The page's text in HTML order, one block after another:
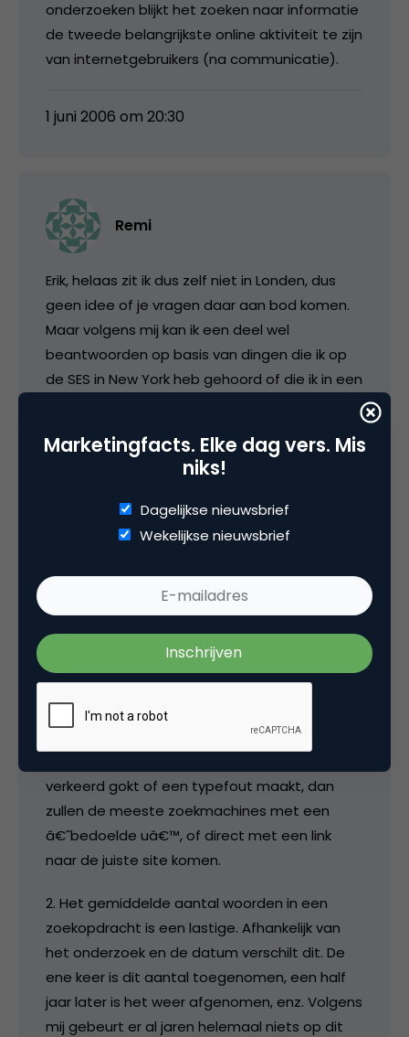
onderzoeken blijkt het zoeken naar informatie
de tweede belangrijkste online aktiviteit te zijn
van internetgebruikers (na communicatie).
1 juni 2006 om 20:30
Remi
Erik, helaas zit ik dus zelf niet in Londen, dus
geen idee of je vragen daar aan bod komen.
Maar volgens mij kan ik een deel wel
beantwoorden op basis van dingen die ik op
de SES in New York heb gehoord of die ik in een
1. EÃ©n van de meest gezochte woorden bij
Google is â€˜www.ebay.comâ€™. (en
â€˜ebayâ€™) Ze noemen dat
â€˜navigational queriesâ€™, zoekopdrachten
zoekmachine de rol van de adresbalk over.
Volgens mij wordt dit deels veroorzaakt
doordat een zoekmachine als homepage
ingesteld is en de cursor al in de zoekbalk
staat in plaats van in de adresbalk. Daarnaast
zijn mensen lui (of slim?). Je kunt dit soort urls
verkeerd gokt of een typefout maakt, dan
zullen de meeste zoekmachines met een
â€˜bedoelde uâ€™, of direct met een link
naar de juiste site komen.
2. Het gemiddelde aantal woorden in een
zoekopdracht is een lastige. Afhankelijk van
het onderzoek en de datum verschilt dit. De
ene keer is dit aantal toegenomen, een half
jaar later is het weer afgenomen, enz. Volgens
mij gebeurt er al jaren helemaal niets op dit
Marketingfacts. Elke dag vers. Mis
niks!
Dagelijkse nieuwsbrief
Wekelijkse nieuwsbrief